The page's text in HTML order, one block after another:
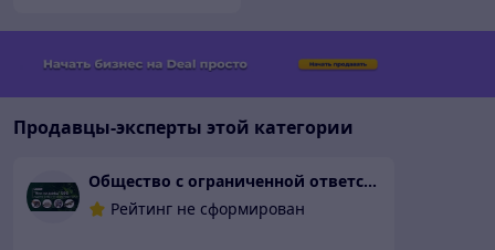
Продавцы-эксперты этой категории
Общество с ограниченной ответственностью «Жилтехтрейд»
Рейтинг не сформирован